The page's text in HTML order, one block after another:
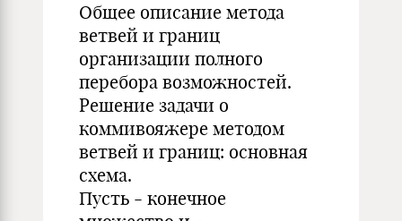
Общее описание метода
ветвей и границ
организации полного
перебора возможностей.
Решение задачи о
коммивояжере методом
ветвей и границ: основная
схема.
Пусть - конечное